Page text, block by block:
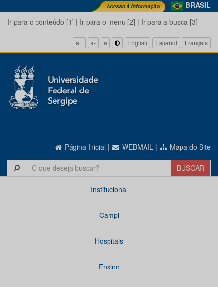
BRASIL
Ir para o conteúdo [1] | Ir para o menu [2] | Ir para a busca [3]
a+ a- a English Español Français
Página Inicial | WEBMAIL | Mapa do Site
Institucional
Campi
Hospitais
Ensino